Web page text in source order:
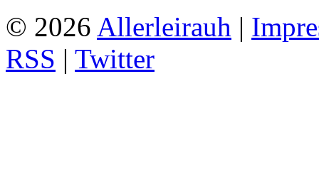
© 2026 Allerleirauh |
RSS | Twitter